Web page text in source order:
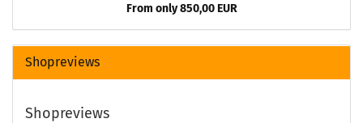
From only 850,00 EUR
Shopreviews
Shopreviews